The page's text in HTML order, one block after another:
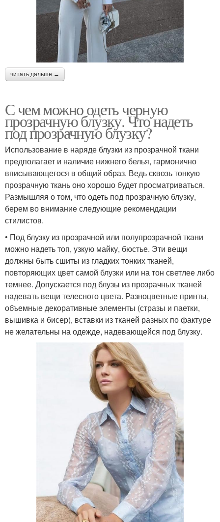
читать дальше →
С чем можно одеть черную
прозрачную блузку. Что надеть
под прозрачную блузку?
Использование в наряде блузки из прозрачной ткани
предполагает и наличие нижнего белья, гармонично
вписывающегося в общий образ. Ведь сквозь тонкую
прозрачную ткань оно хорошо будет просматриваться.
Размышляя о том, что одеть под прозрачную блузку,
берем во внимание следующие рекомендации
стилистов.
• Под блузку из прозрачной или полупрозрачной ткани
можно надеть топ, узкую майку, бюстье. Эти вещи
должны быть сшиты из гладких тонких тканей,
повторяющих цвет самой блузки или на тон светлее либо
темнее. Допускается под блузы из прозрачных тканей
надевать вещи телесного цвета. Разноцветные принты,
объемные декоративные элементы (стразы и паетки,
вышивка и бисер), вставки из тканей разных по фактуре
не желательны на одежде, надевающейся под блузку.